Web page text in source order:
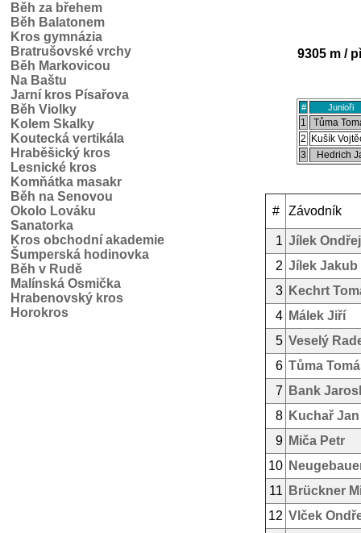
Běh za břehem
Běh Balatonem
Kros gymnázia
Bratrušovské vrchy
Běh Markovicou
Na Baštu
Jarní kros Písařova
Běh Violky
Kolem Skalky
Koutecká vertikála
Hraběšický kros
Lesnické kros
Komňátka masakr
Běh na Senovou
Okolo Lováku
Sanatorka
Kros obchodní akademie
Šumperská hodinovka
Běh v Rudě
Malínská Osmička
Hrabenovský kros
Horokros
9305 m /
# Junioři
1
Tůma
2
Kušík
3
Hedrich
# Závodník
1 Jílek Ondřej
2 Jílek Jakub
3 Kechrt
4 Málek Jiří
5 Veselý
6 Tůma
7
Bank
8 Kuchař Jan
9 Miča Petr
10
11
Brückner
12 Vlček